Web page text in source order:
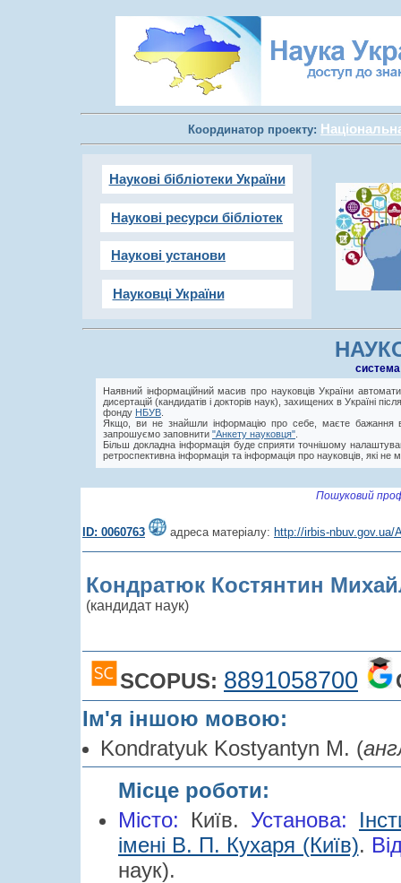
Координатор проекту:
Наукові бібліотеки України
Наукові ресурси бібліотек
Наукові установи
Науковці України
cистема
Наявний інформаційний масив про науковців України
дисертацій (кандидатів і докторів наук), захищених в Україні
фонду НБУВ
Якщо, ви не знайшли інформацію про себе, маєте бажання
запрошуємо заповнити "Анкету науковця"
Більш докладна інформація буде сприяти точнішому
ретроспективна інформація та інформація про науковців, які не
Пошуковий
ID: 0060763 адреса матеріалу: http://irbis-nbuv.gov.ua/
Кондратюк Костянтин
(кандидат наук)
SCOPUS: 8891058700
Ім'я іншою мовою:
Kondratyuk Kostyantyn М. (
Місце роботи:
Місто: Київ. Установа:
імені В. П. Кухаря (Київ).
наук).